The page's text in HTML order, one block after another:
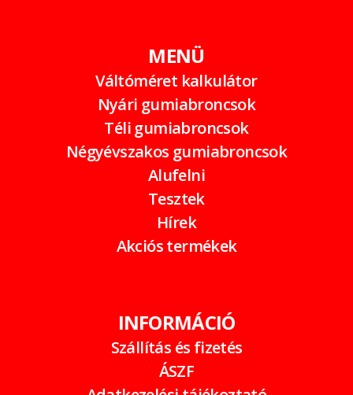
MENÜ
Váltóméret kalkulátor
Nyári gumiabroncsok
Téli gumiabroncsok
Négyévszakos gumiabroncsok
Alufelni
Tesztek
Hírek
Akciós termékek
INFORMÁCIÓ
Szállítás és fizetés
ÁSZF